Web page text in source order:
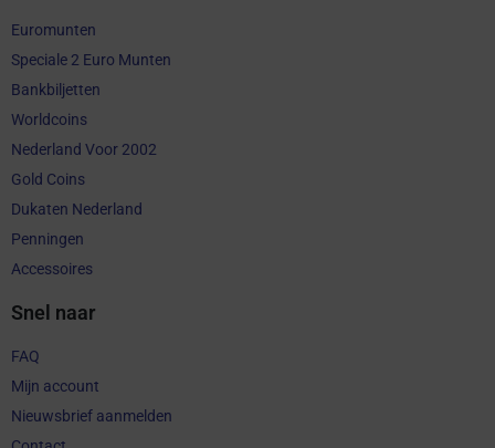
Euromunten
Speciale 2 Euro Munten
Bankbiljetten
Worldcoins
Nederland Voor 2002
Gold Coins
Dukaten Nederland
Penningen
Accessoires
Snel naar
FAQ
Mijn account
Nieuwsbrief aanmelden